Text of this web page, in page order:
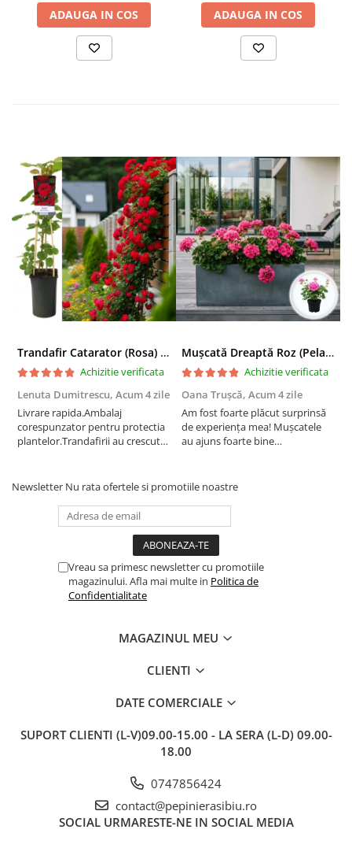
ADAUGA IN COS ADAUGA IN COS
Trandafir Catarator (Rosa) Red Climber - 75cm
Achizitie verificata
Lenuta Dumitrescu, Acum 4 zile
Livrare rapida.Ambalaj
corespunzator pentru protectia
plantelor.Trandafirii au crescut
Mușcată Dreaptă Roz (Pelargonium Zonale)
Achizitie verificata
Oana Trușcă, Acum 4 zile
Am fost foarte plăcut surprinsă
de experiența mea! Mușcatele
au ajuns foarte bine
transportului. Se vede că au fost
Newsletter Nu rata ofertele si promotiile noastre
Vreau sa primesc newsletter cu promotiile
magazinului. Afla mai multe in Politica de
Confidentialitate
MAGAZINUL MEU
CLIENTI
DATE COMERCIALE
SUPORT CLIENTI (L-V)09.00-15.00 - LA SERA (L-D) 09.00-
18.00
0747856424
contact@pepinierasibiu.ro
SOCIAL URMARESTE-NE IN SOCIAL MEDIA